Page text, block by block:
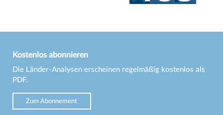
Kostenlos abonnieren
Die Länder-Analysen erscheinen regelmäßig kostenlos als
PDF.
Zum Abonnement